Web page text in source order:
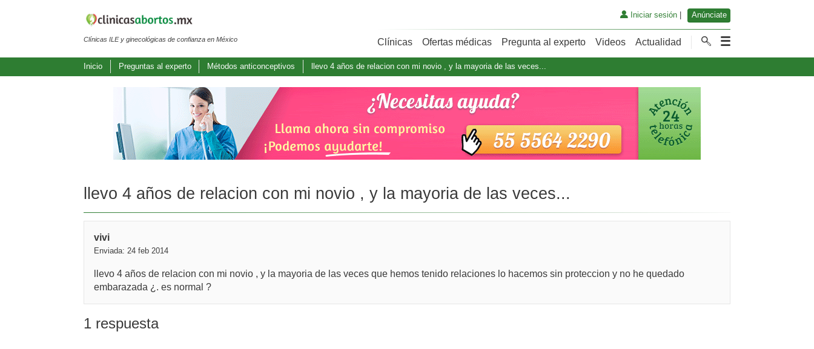
Clínicas ILE y ginecológicas de confianza en México
Iniciar sesión| Anúnciate
Clínicas Ofertas médicas Pregunta al experto Videos Actualidad
Inicio Preguntas al experto Métodos anticonceptivos llevo 4 años de relacion con mi novio , y la mayoria de las veces...
llevo 4 años de relacion con mi novio , y la mayoria de las veces...
vivi
Enviada: 24 feb 2014
llevo 4 años de relacion con mi novio , y la mayoria de las veces que hemos tenido relaciones lo hacemos sin proteccion y no he quedado
embarazada ¿. es normal ?
1 respuesta